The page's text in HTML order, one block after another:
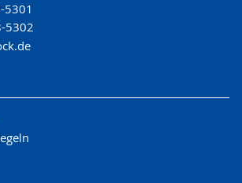
5301
5302
.de